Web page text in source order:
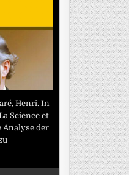
Henri. In
Science et
Analyse der